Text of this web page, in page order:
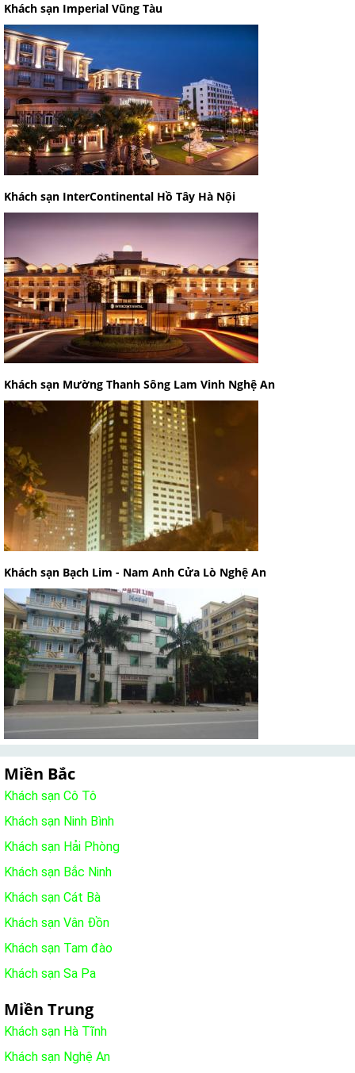
Khách sạn Imperial Vũng Tàu
Khách sạn InterContinental Hồ Tây Hà Nội
Khách sạn Mường Thanh Sông Lam Vinh Nghệ An
Khách sạn Bạch Lim - Nam Anh Cửa Lò Nghệ An
Miền Bắc
Khách sạn Cô Tô
Khách sạn Ninh Bình
Khách sạn Hải Phòng
Khách sạn Bắc Ninh
Khách sạn Cát Bà
Khách sạn Vân Đồn
Khách sạn Tam đào
Khách sạn Sa Pa
Miền Trung
Khách sạn Hà Tĩnh
Khách sạn Nghệ An